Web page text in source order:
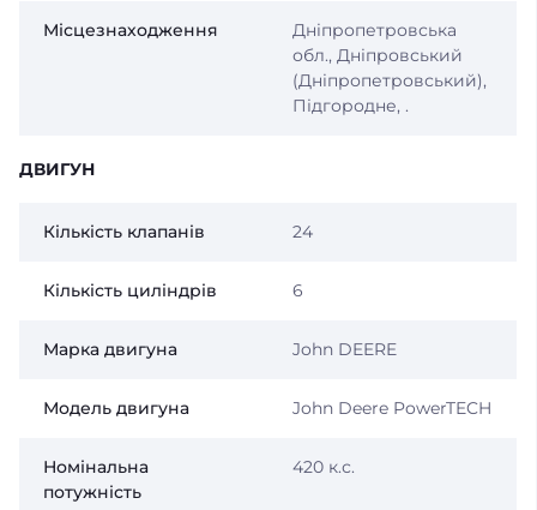
Місцезнаходження
Дніпропетровська
обл., Дніпровський
(Дніпропетровський),
Підгородне, .
ДВИГУН
Кiлькiсть клапанiв 24
Кiлькiсть цилiндрiв 6
Марка двигуна John DEERE
Модель двигуна John Deere PowerTECH
Номінальна
потужність
420 к.с.